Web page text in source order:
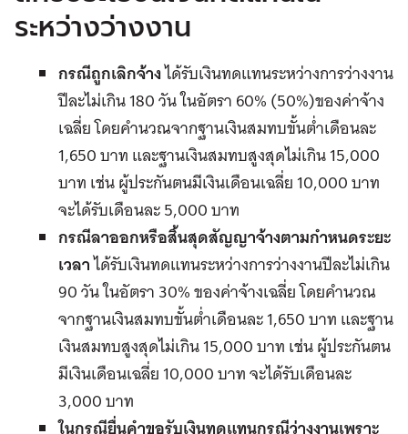
ระหว่างว่างงาน
กรณีถูกเลิกจ้างได้รับเงินทดแทนระหว่างการว่างงาน
ปีละไม่เกิน180วันในอัตรา60% (50%)ของค่าจ้าง
เฉลี่ยโดยคำนวณจากฐานเงินสมทบขั้นต่ำเดือนละ
1,650บาทและฐานเงินสมทบสูงสุดไม่เกิน15,000
บาท เช่นผู้ประกันตนมีเงินเดือนเฉลี่ย10,000บาท
จะได้รับเดือนละ5,000บาท
กรณีลาออกหรือสิ้นสุดสัญญาจ้างตามกำหนดระยะ
เวลาได้รับเงินทดแทนระหว่างการว่างงานปีละไม่เกิน
90วันในอัตรา30%ของค่าจ้างเฉลี่ยโดยคำนวณ
จากฐานเงินสมทบขั้นต่ำเดือนละ1,650บาทและฐาน
เงินสมทบสูงสุดไม่เกิน15,000บาทเช่นผู้ประกันตน
มีเงินเดือนเฉลี่ย10,000บาทจะได้รับเดือนละ
3,000บาท